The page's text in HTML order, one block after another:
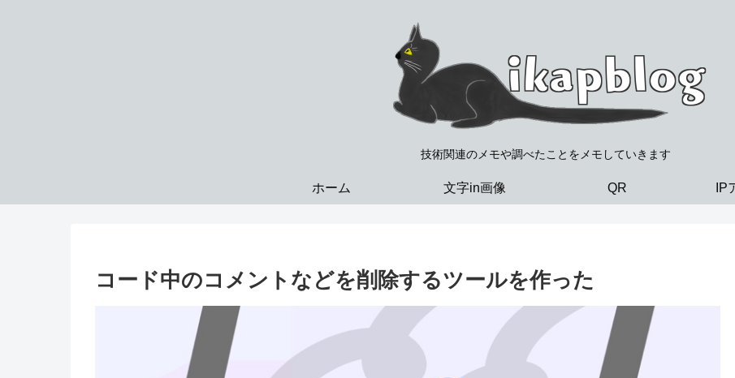
技術関連のメモや調べたことをメモしていきます
ホーム 文字in画像 QR IP
コード中のコメントなどを削除するツールを作った